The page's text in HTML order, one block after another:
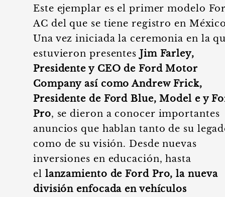
Este ejemplar es el primer modelo
AC del que se tiene registro en
Una vez iniciada la ceremonia en la
estuvieron presentes Jim Farley,
Presidente y CEO de Ford Motor
Company así como Andrew Frick,
Presidente de Ford Blue, Model e y
Pro, se dieron a conocer importantes
anuncios que hablan tanto de su
como de su visión. Desde nuevas
inversiones en educación, hasta
el lanzamiento de Ford Pro, la nueva
división enfocada en vehículos